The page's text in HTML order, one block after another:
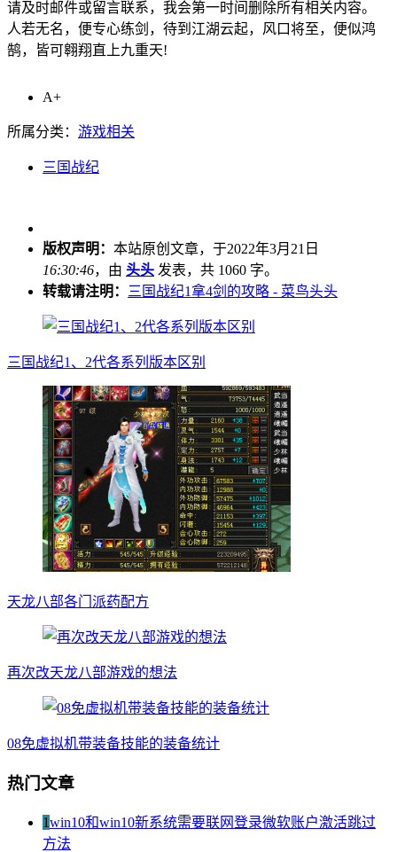
请及时邮件或留言联系，我会第一时间删除所有相关内容。
人若无名，便专心练剑，待到江湖云起，风口将至，便似鸿
鹄，皆可翱翔直上九重天!
A+
所属分类： 游戏相关
三国战纪
版权声明： 本站原创文章，于2022年3月21日
16:30:46，由 头头 发表，共 1060 字。
转载请注明：
三国战纪1拿4剑的攻略 - 菜鸟头头
三国战纪1、2代各系列版本区别
天龙八部各门派药配方
再次改天龙八部游戏的想法
08免虚拟机带装备技能的装备统计
热门文章
1win10和win10新系统需要联网登录微软账户激活跳过
方法